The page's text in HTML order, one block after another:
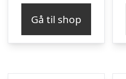
Gå til shop